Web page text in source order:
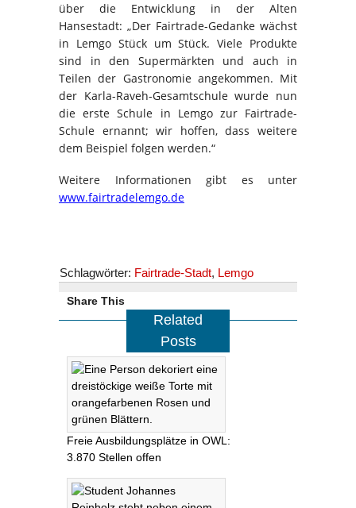
über die Entwicklung in der Alten
Hansestadt: „Der Fairtrade-Gedanke wächst
in Lemgo Stück um Stück. Viele Produkte
sind in den Supermärkten und auch in
Teilen der Gastronomie angekommen. Mit
der Karla-Raveh-Gesamtschule wurde nun
die erste Schule in Lemgo zur Fairtrade-
Schule ernannt; wir hoffen, dass weitere
dem Beispiel folgen werden.“
Weitere Informationen gibt es unter
www.fairtradelemgo.de
Schlagwörter: Fairtrade-Stadt, Lemgo
Share This
Related
Posts
Freie Ausbildungsplätze in OWL:
3.870 Stellen offen